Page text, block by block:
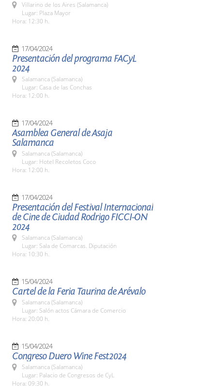
Villarino de los Aires (Salamanca)
Lugar: Plaza Mayor
Hora: 12:30 h.
17/04/2024
Presentación del programa FACyL
2024
Salamanca (Salamanca)
Lugar: Casa de las Conchas
Hora: 12:00 h.
17/04/2024
Asamblea General de Asaja
Salamanca
Salamanca (Salamanca)
Lugar: Hotel Recoletos Coco
Hora: 12:00 h.
17/04/2024
Presentación del Festival Internacional
de Cine de Ciudad Rodrigo FICCI-ON
2024
Salamanca (Salamanca)
Lugar: Sala de Comarcas. Diputación
Hora: 10:30 h.
15/04/2024
Cartel de la Feria Taurina de Arévalo
Salamanca (Salamanca)
Lugar: Salón actos Cámara de Comercio
Hora: 20:00 h.
15/04/2024
Congreso Duero Wine Fest2024
Salamanca (Salamanca)
Lugar: Palacio de Congresos de CyL
Hora: 09:30 h.